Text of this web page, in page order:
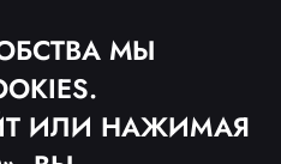
СОПЕРНИК
0:1
МЫ
ИЛИ НАЖИМАЯ